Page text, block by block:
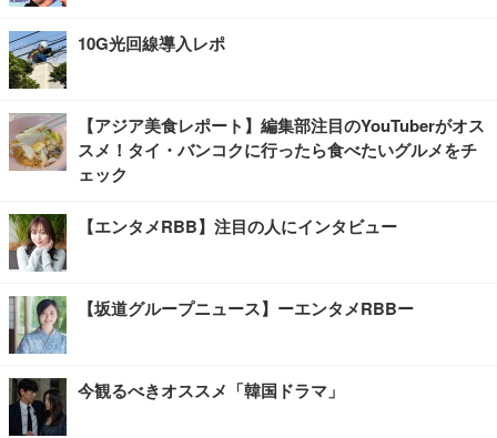
10G光回線導入レポ
【アジア美食レポート】編集部注目のYouTuberがオス
スメ！タイ・バンコクに行ったら食べたいグルメをチ
ェック
【エンタメRBB】注目の人にインタビュー
【坂道グループニュース】ーエンタメRBBー
今観るべきオススメ「韓国ドラマ」